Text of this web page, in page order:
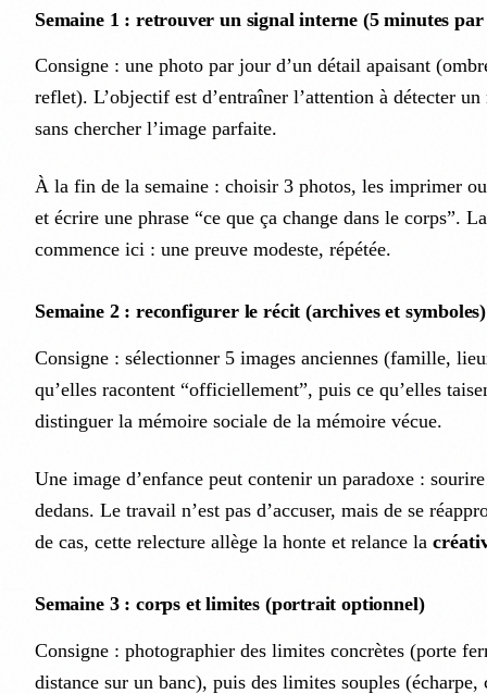
Semaine 1 : retrouver un signal interne (5 minutes
Consigne : une photo par jour d’un détail apaisant
reflet). L’objectif est d’entraîner l’attention à détecter
sans chercher l’image parfaite.
À la fin de la semaine : choisir 3 photos, les imprimer
et écrire une phrase “ce que ça change dans le corps”.
commence ici : une preuve modeste, répétée.
Semaine 2 : reconfigurer le récit (archives et symboles)
Consigne : sélectionner 5 images anciennes (famille,
qu’elles racontent “officiellement”, puis ce qu’elles
distinguer la mémoire sociale de la mémoire vécue.
Une image d’enfance peut contenir un paradoxe :
dedans. Le travail n’est pas d’accuser, mais de se
de cas, cette relecture allège la honte et relance la
Semaine 3 : corps et limites (portrait optionnel)
Consigne : photographier des limites concrètes (porte
distance sur un banc), puis des limites souples